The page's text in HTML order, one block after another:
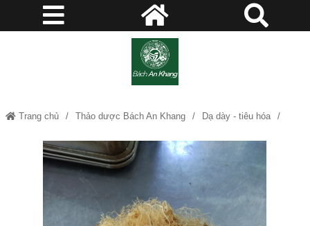
Trang chủ Thảo dược Bách An Khang Dạ dày - tiêu hóa
Giải độc gian - mát gan Sỏi thận - tiết liệu Thanh nhiệt giải độc
Xương khớp - đau nhức
Râu Ngô - Thảo Dược Bách An Khang BAK825